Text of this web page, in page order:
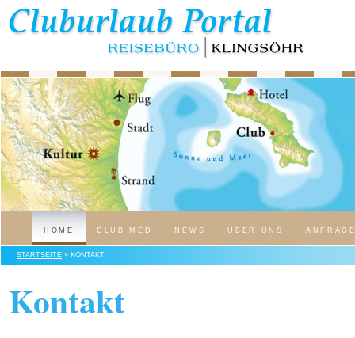
HOME CLUB MED NEWS ÜBER UNS
STARTSEITE » KONTAKT
Kontakt